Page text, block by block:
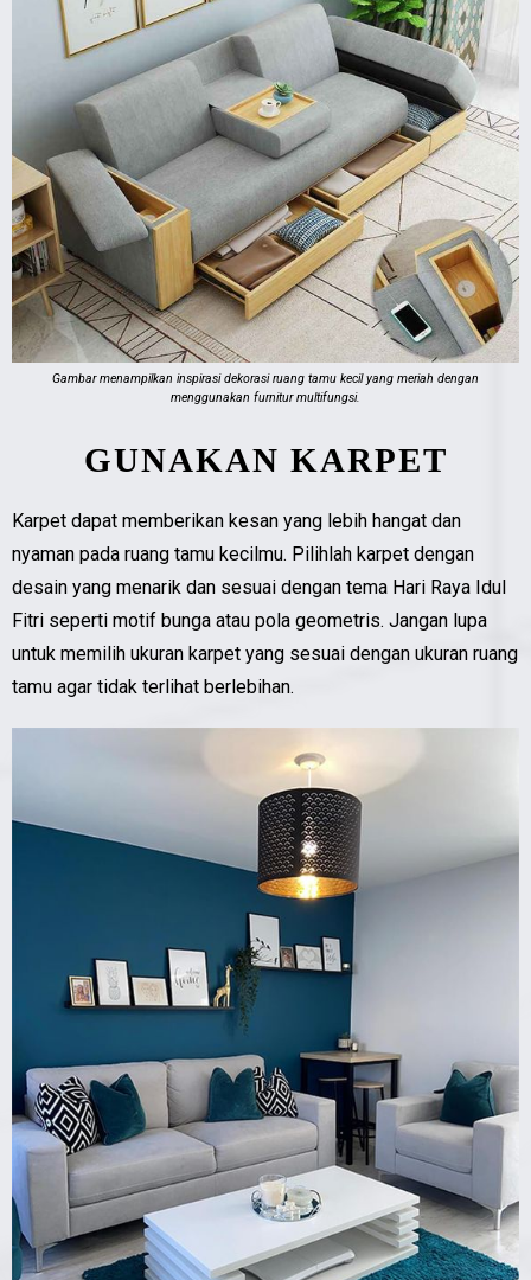
Gambar menampilkan inspirasi dekorasi ruang tamu kecil yang meriah dengan
menggunakan furnitur multifungsi.
GUNAKAN KARPET
Karpet dapat memberikan kesan yang lebih hangat dan
nyaman pada ruang tamu kecilmu. Pilihlah karpet dengan
desain yang menarik dan sesuai dengan tema Hari Raya Idul
Fitri seperti motif bunga atau pola geometris. Jangan lupa
untuk memilih ukuran karpet yang sesuai dengan ukuran ruang
tamu agar tidak terlihat berlebihan.